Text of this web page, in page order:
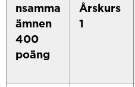
nsamma
ämnen
400
poäng
Årskurs
1